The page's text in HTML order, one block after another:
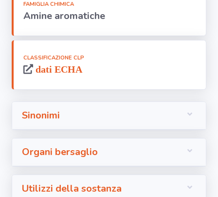
Home
FAMIGLIA CHIMICA
Amine aromatiche
CLASSIFICAZIONE CLP
dati ECHA
Sinonimi
Organi bersaglio
Utilizzi della sostanza